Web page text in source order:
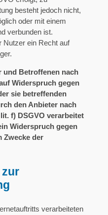
besteht jedoch nicht,
oder mit einem
verbunden ist.
Nutzer ein Recht auf
und Betroffenen nach
Widerspruch gegen
sie betreffenden
den Anbieter nach
f) DSGVO verarbeitet
Widerspruch gegen
Zwecke der
zur
verarbeiteten